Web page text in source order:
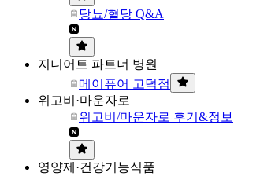
당뇨/혈당 Q&A
지니어트 파트너 병원
메이퓨어 고덕점
위고비·마운자로
위고비/마운자로 후기&정보
영양제·건강기능식품